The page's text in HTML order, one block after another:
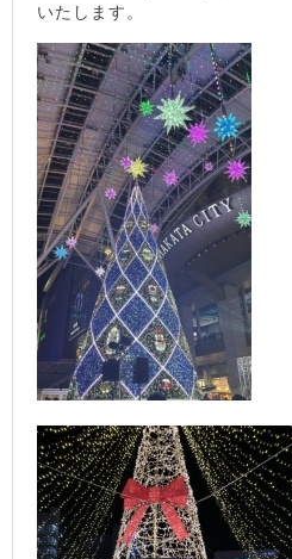
いたします。